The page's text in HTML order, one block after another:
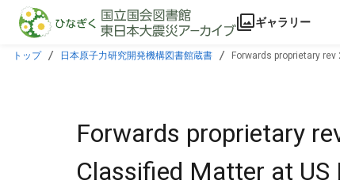
本文に飛ぶ
ギャラリー
トップ 日本原子力研究開発機構図書館蔵書
Forwards proprietary
Forwards proprietary
Classified Matter at US